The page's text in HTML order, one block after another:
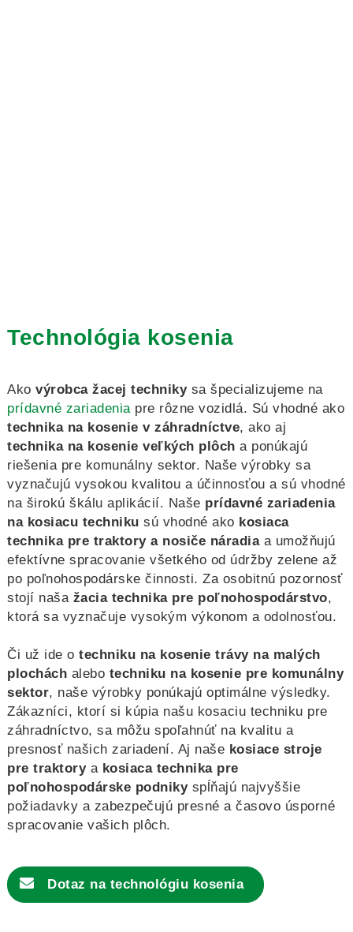
Technológia kosenia
Ako výrobca žacej techniky sa špecializujeme na
prídavné zariadeniapre rôzne vozidlá. Sú vhodné ako
technika na kosenie v záhradníctve, ako aj
technika na kosenie veľkých plôch a ponúkajú
riešenia pre komunálny sektor. Naše výrobky sa
vyznačujú vysokou kvalitou a účinnosťou a sú vhodné
na širokú škálu aplikácií. Naše prídavné zariadenia
na kosiacu techniku sú vhodné ako kosiaca
technika pre traktory a nosiče náradiaa umožňujú
efektívne spracovanie všetkého od údržby zelene až
po poľnohospodárske činnosti. Za osobitnú pozornosť
stojí naša žacia technika pre poľnohospodárstvo,
ktorá sa vyznačuje vysokým výkonom a odolnosťou.
Či už ide o techniku na kosenie trávy na malých
plochách alebo techniku na kosenie pre komunálny
sektor, naše výrobky ponúkajú optimálne výsledky.
Zákazníci, ktorí si kúpia našu kosaciu techniku pre
záhradníctvo, sa môžu spoľahnúť na kvalitu a
presnosť našich zariadení. Aj naše kosiace stroje
pre traktorya kosiaca technika pre
poľnohospodárske podnikyspĺňajú najvyššie
požiadavky a zabezpečujú presné a časovo úsporné
spracovanie vašich plôch.
Dotaz na technológiu kosenia